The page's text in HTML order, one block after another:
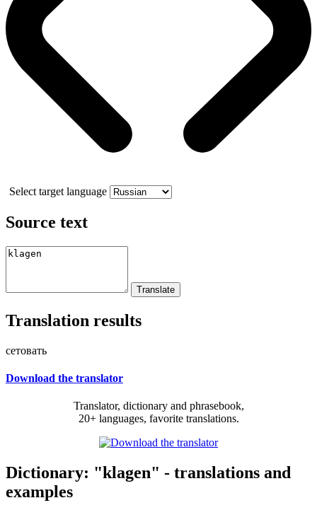
Select target language
Source text
Translation results
сетовать
Download the translator
Translator, dictionary and phrasebook,
20+ languages, favorite translations.
Dictionary: "klagen" - translations and
examples